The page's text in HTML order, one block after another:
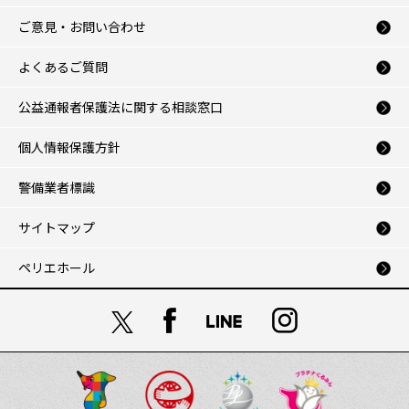
ご意見・お問い合わせ
よくあるご質問
公益通報者保護法に関する相談窓口
個人情報保護方針
警備業者標識
サイトマップ
ペリエホール